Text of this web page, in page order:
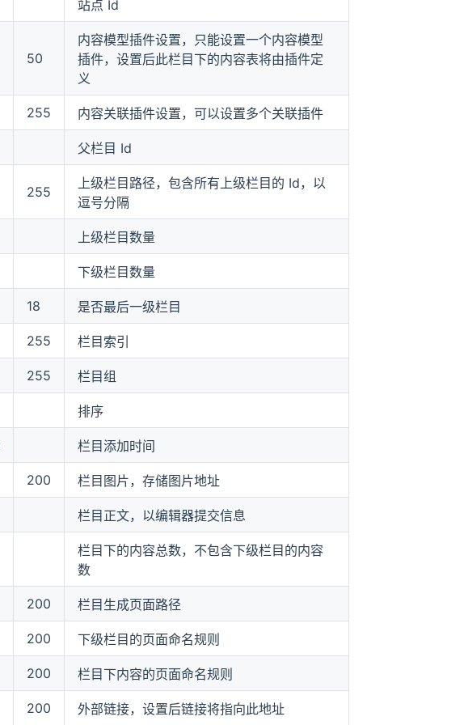
站点 Id
50
内容模型插件设置，只能设置一个内容模型
插件，设置后此栏目下的内容表将由插件定
义
255 内容关联插件设置，可以设置多个关联插件
父栏目 Id
255
上级栏目路径，包含所有上级栏目的 Id，以
逗号分隔
上级栏目数量
下级栏目数量
18 是否最后一级栏目
255 栏目索引
255 栏目组
排序
栏目添加时间
200 栏目图片，存储图片地址
栏目正文，以编辑器提交信息
栏目下的内容总数，不包含下级栏目的内容
数
200 栏目生成页面路径
200 下级栏目的页面命名规则
200 栏目下内容的页面命名规则
200 外部链接，设置后链接将指向此地址